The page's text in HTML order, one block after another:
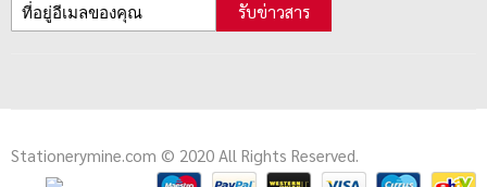
รับข่าวสาร
Stationerymine.com © 2020 All Rights Reserved.